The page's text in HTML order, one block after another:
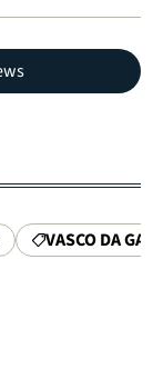
VASCO DA